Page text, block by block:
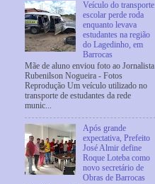
Veículo do transporte
escolar perde roda
enquanto levava
estudantes na região
do Lagedinho, em
Barrocas
Mãe de aluno enviou foto ao Jornalista
Rubenilson Nogueira - Fotos
Reprodução Um veículo utilizado no
transporte de estudantes da rede
munic...
Após grande
expectativa, Prefeito
José Almir define
Roque Loteba como
novo secretário de
Obras de Barrocas